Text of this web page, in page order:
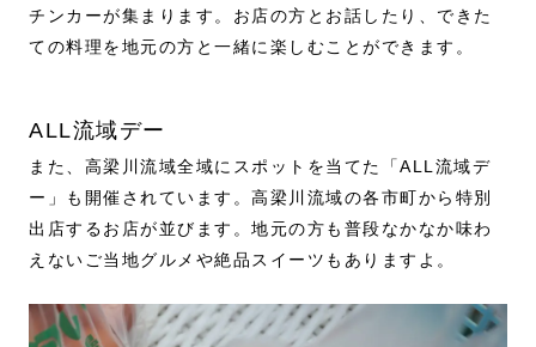
チンカーが集まります。お店の方とお話したり、できた
ての料理を地元の方と一緒に楽しむことができます。
ALL流域デー
また、高梁川流域全域にスポットを当てた「ALL流域デ
ー」も開催されています。高梁川流域の各市町から特別
出店するお店が並びます。地元の方も普段なかなか味わ
えないご当地グルメや絶品スイーツもありますよ。